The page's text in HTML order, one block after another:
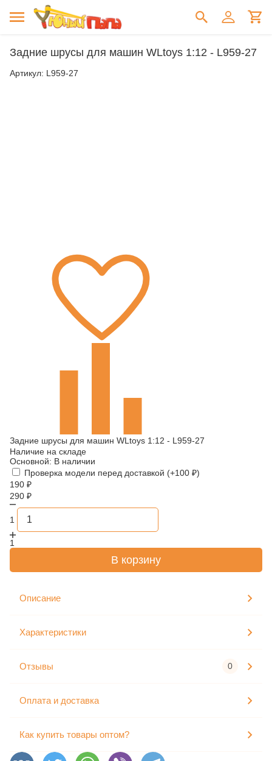
Задние шруcы для машин WLtoys 1:12 - L959-27
Артикул: L959-27
Задние шруcы для машин WLtoys 1:12 - L959-27
Наличие на складе
Основной: В наличии
Проверка модели перед доставкой (+100 ₽)
190 ₽
290 ₽
1
1
В корзину
Описание
Характеристики
Отзывы 0
Оплата и доставка
Как купить товары оптом?